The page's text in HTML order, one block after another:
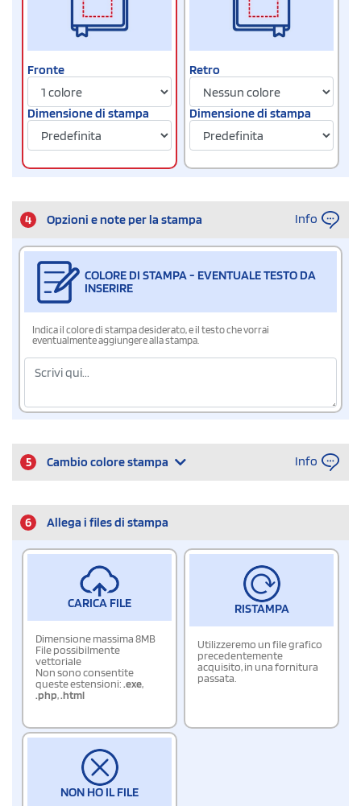
Fronte
Dimensione di stampa
Retro
Dimensione di stampa
4 Opzioni e note per la stampa Info
COLORE DI STAMPA - EVENTUALE TESTO DA
INSERIRE
Indica il colore di stampa desiderato, e il testo che vorrai
eventualmente aggiungere alla stampa.
5 Cambio colore stampa Info
6 Allega i files di stampa
CARICA FILE
Dimensione massima 8MB
File possibilmente
vettoriale
Non sono consentite
queste estensioni:.exe,
.php,.html
RISTAMPA
Utilizzeremo un file grafico
precedentemente
acquisito, in una fornitura
passata.
NON HO IL FILE